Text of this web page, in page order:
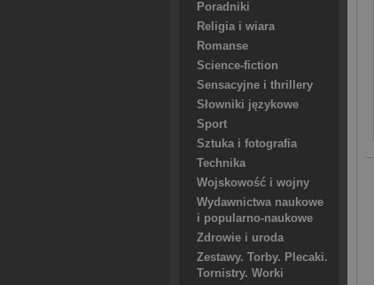
Poradniki
Religia i wiara
Romanse
Science-fiction
Sensacyjne i thrillery
Słowniki językowe
Sport
Sztuka i fotografia
Technika
Wojskowość i wojny
Wydawnictwa naukowe
i popularno-naukowe
Zdrowie i uroda
Zestawy. Torby. Plecaki.
Tornistry. Worki